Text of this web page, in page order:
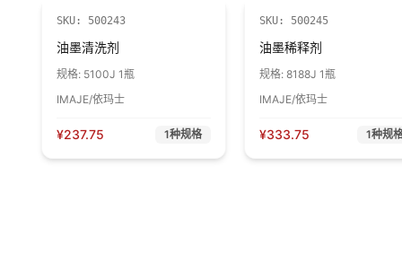
SKU: 500243
油墨清洗剂
规格: 5100J 1瓶
IMAJE/依玛士
¥237.75 1种规格
SKU: 500245
油墨稀释剂
规格:
8188J 1瓶
IMAJE/依玛士
¥333.75 1种规